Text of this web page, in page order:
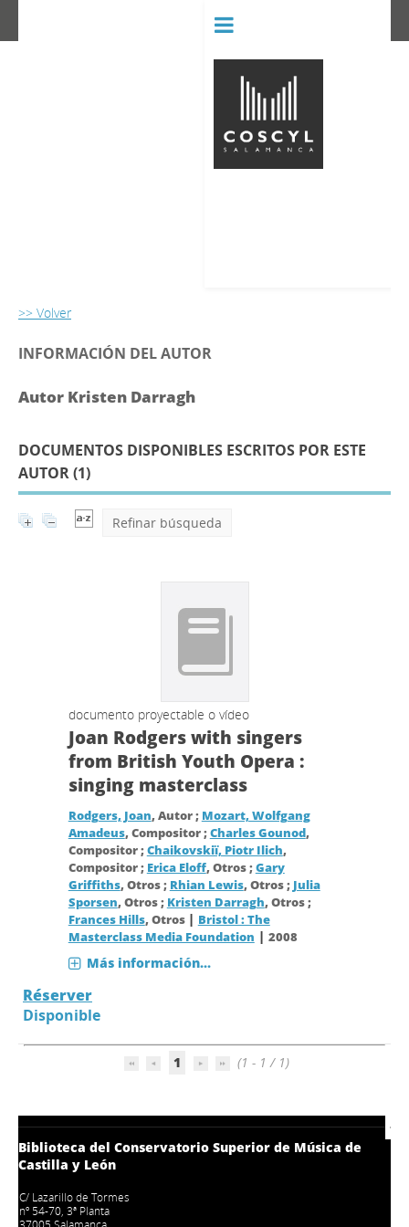
>> Volver
INFORMACIÓN DEL AUTOR
Autor Kristen Darragh
DOCUMENTOS DISPONIBLES ESCRITOS POR ESTE
AUTOR (1)
Refinar búsqueda
documento proyectable o vídeo
Joan Rodgers with singers
from British Youth Opera :
singing masterclass
Rodgers, Joan, Autor ; Mozart, Wolfgang
Amadeus, Compositor ;Charles Gounod,
Compositor ;Chaikovskiï, Piotr Ilich,
Compositor ; Erica Eloff, Otros ;Gary
Griffiths, Otros ; Rhian Lewis, Otros ; Julia
Sporsen, Otros ; Kristen Darragh, Otros ;
Frances Hills, Otros | Bristol : The
Masterclass Media Foundation | 2008
Más información...
Réserver
Disponible
1 (1 - 1 / 1)
Biblioteca del Conservatorio Superior de Música de
Castilla y León
C/ Lazarillo de Tormes
nº 54-70, 3ª Planta